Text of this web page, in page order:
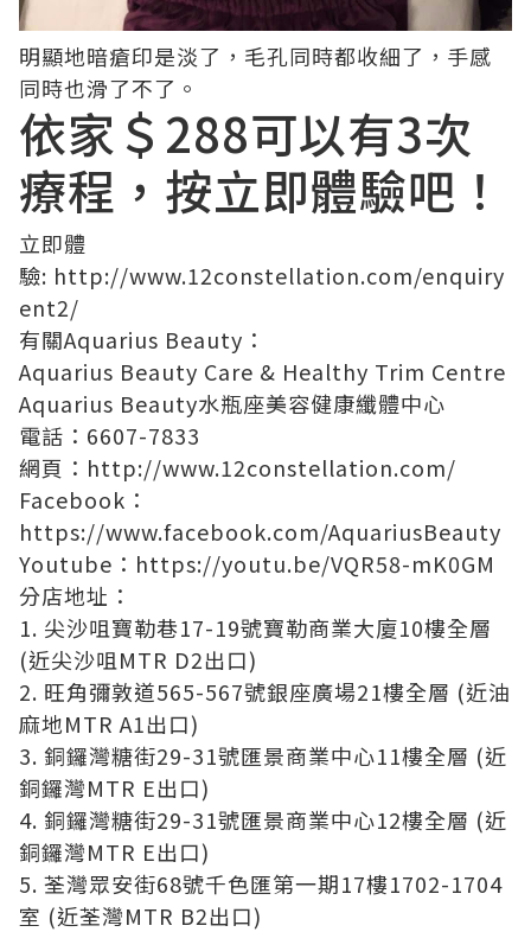
明顯地暗瘡印是淡了，毛孔同時都收細了，手感
同時也滑了不了。
依家＄288可以有3次
療程，按立即體驗吧！
立即體
驗: http://www.12constellation.com/enquiry
ent2/
有關Aquarius Beauty：
Aquarius Beauty Care & Healthy Trim Centre
Aquarius Beauty水瓶座美容健康纖體中心
電話：6607-7833
網頁： http://www.12constellation.com/
Facebook：
https://www.facebook.com/AquariusBeauty
Youtube： https://youtu.be/VQR58-mK0GM
分店地址：
1. 尖沙咀寶勒巷17-19號寶勒商業大廈10樓全層
(近尖沙咀MTR D2出口)
2. 旺角彌敦道565-567號銀座廣場21樓全層 (近油
麻地MTR A1出口)
3. 銅鑼灣糖街29-31號匯景商業中心11樓全層 (近
銅鑼灣MTR E出口)
4. 銅鑼灣糖街29-31號匯景商業中心12樓全層 (近
銅鑼灣MTR E出口)
5. 荃灣眾安街68號千色匯第一期17樓1702-1704
室 (近荃灣MTR B2出口)